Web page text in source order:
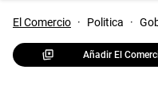
El Comercio · Politica ·
Añadir El